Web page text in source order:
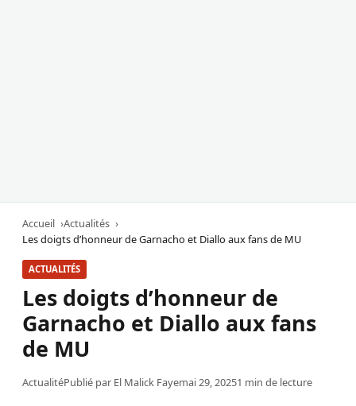
Accueil
Actualités
Les doigts d’honneur de Garnacho et Diallo aux fans de MU
ACTUALITÉS
Les doigts d’honneur de
Garnacho et Diallo aux fans
de MU
ActualitéPublié par El Malick Fayemai 29, 20251 min de lecture